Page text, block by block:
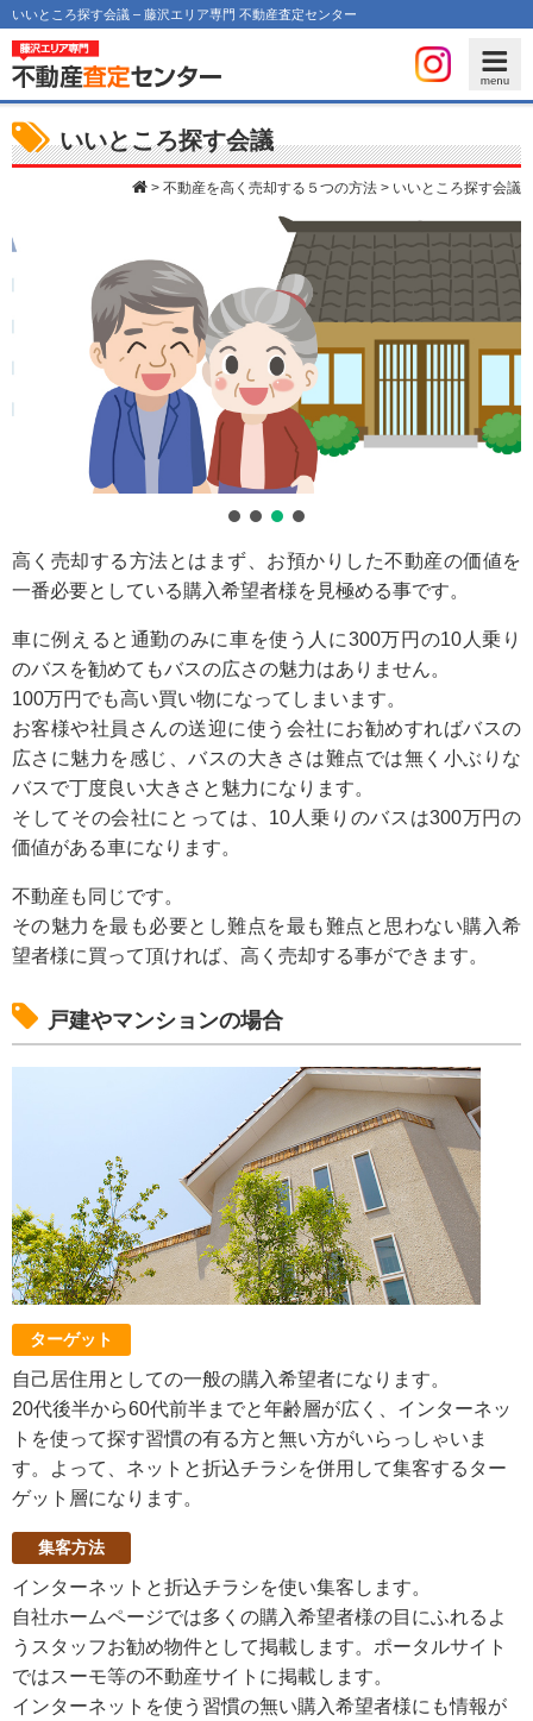
いいところ探す会議 – 藤沢エリア専門 不動産査定センター
いいところ探す会議
> 不動産を高く売却する５つの方法 > いいところ探す会議
高く売却する方法とはまず、お預かりした不動産の価値を
一番必要としている購入希望者様を見極める事です。
車に例えると通勤のみに車を使う人に300万円の10人乗り
のバスを勧めてもバスの広さの魅力はありません。
100万円でも高い買い物になってしまいます。
お客様や社員さんの送迎に使う会社にお勧めすればバスの
広さに魅力を感じ、バスの大きさは難点では無く小ぶりな
バスで丁度良い大きさと魅力になります。
そしてその会社にとっては、10人乗りのバスは300万円の
価値がある車になります。
不動産も同じです。
その魅力を最も必要とし難点を最も難点と思わない購入希
望者様に買って頂ければ、高く売却する事ができます。
戸建やマンションの場合
ターゲット
自己居住用としての一般の購入希望者になります。
20代後半から60代前半までと年齢層が広く、インターネッ
トを使って探す習慣の有る方と無い方がいらっしゃいま
す。よって、ネットと折込チラシを併用して集客するター
ゲット層になります。
集客方法
インターネットと折込チラシを使い集客します。
自社ホームページでは多くの購入希望者様の目にふれるよ
うスタッフお勧め物件として掲載します。ポータルサイト
ではスーモ等の不動産サイトに掲載します。
インターネットを使う習慣の無い購入希望者様にも情報が